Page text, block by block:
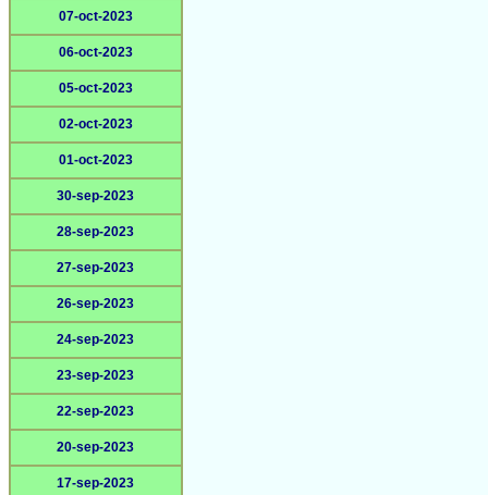
07-oct-2023
06-oct-2023
05-oct-2023
02-oct-2023
01-oct-2023
30-sep-2023
28-sep-2023
27-sep-2023
26-sep-2023
24-sep-2023
23-sep-2023
22-sep-2023
20-sep-2023
17-sep-2023